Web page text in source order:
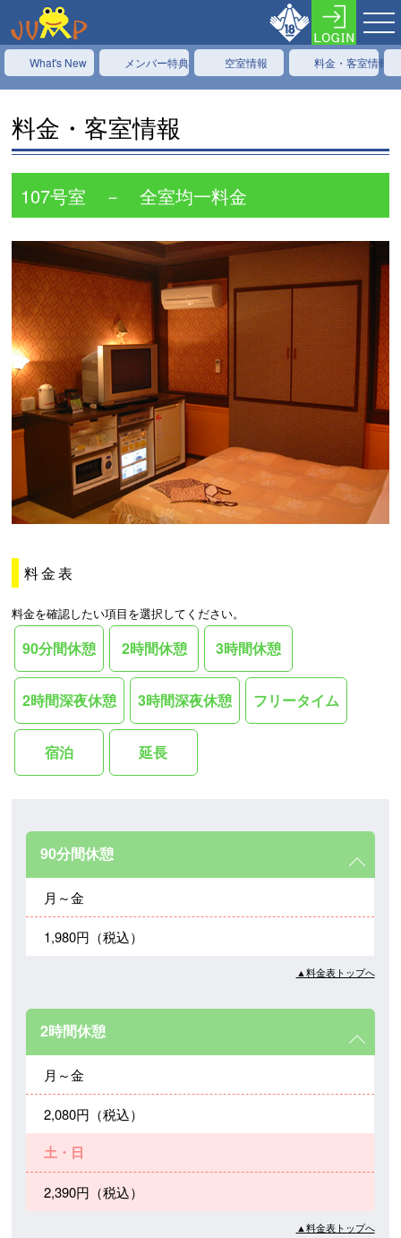
What's New メンバー特典 空室情報 料金・客室情報
料金・客室情報
107号室 － 全室均一料金
料金表
料金を確認したい項目を選択してください。
90分間休憩 2時間休憩 3時間休憩
2時間深夜休憩 3時間深夜休憩 フリータイム
宿泊 延長
90分間休憩
月～金
1,980円（税込）
▲料金表トップへ
2時間休憩
月～金
2,080円（税込）
土・日
2,390円（税込）
▲料金表トップへ